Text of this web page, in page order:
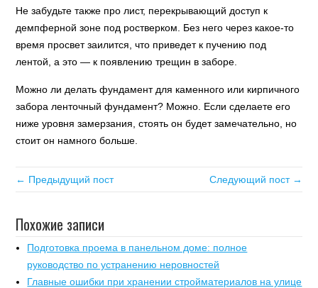
Не забудьте также про лист, перекрывающий доступ к
демпферной зоне под ростверком. Без него через какое-то
время просвет заилится, что приведет к пучению под
лентой, а это — к появлению трещин в заборе.
Можно ли делать фундамент для каменного или кирпичного
забора ленточный фундамент? Можно. Если сделаете его
ниже уровня замерзания, стоять он будет замечательно, но
стоит он намного больше.
← Предыдущий пост Следующий пост →
Похожие записи
Подготовка проема в панельном доме: полное
руководство по устранению неровностей
Главные ошибки при хранении стройматериалов на улице